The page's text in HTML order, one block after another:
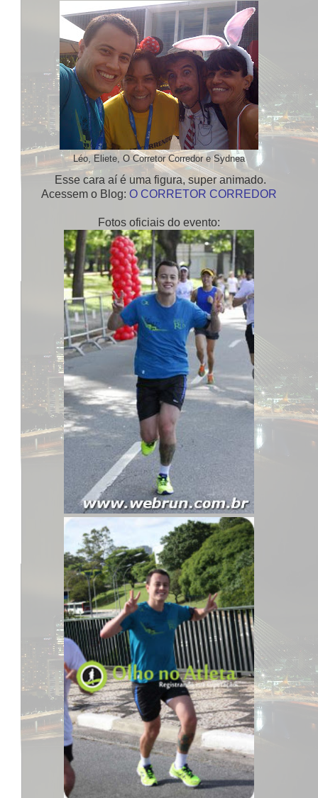
Léo, Eliete, O Corretor Corredor e Sydnea
Esse cara aí é uma figura, super animado.
Acessem o Blog: O CORRETOR CORREDOR
Fotos oficiais do evento: